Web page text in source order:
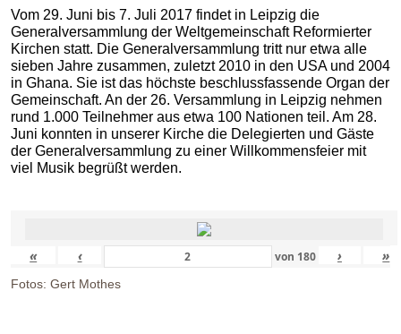
Vom 29. Juni bis 7. Juli 2017 findet in Leipzig die
Generalversammlung der Weltgemeinschaft Reformierter
Kirchen statt. Die Generalversammlung tritt nur etwa alle
sieben Jahre zusammen, zuletzt 2010 in den USA und 2004
in Ghana. Sie ist das höchste beschlussfassende Organ der
Gemeinschaft. An der 26. Versammlung in Leipzig nehmen
rund 1.000 Teilnehmer aus etwa 100 Nationen teil. Am 28.
Juni konnten in unserer Kirche die Delegierten und Gäste
der Generalversammlung zu einer Willkommensfeier mit
viel Musik begrüßt werden.
« ‹ von 180 › »
Fotos: Gert Mothes